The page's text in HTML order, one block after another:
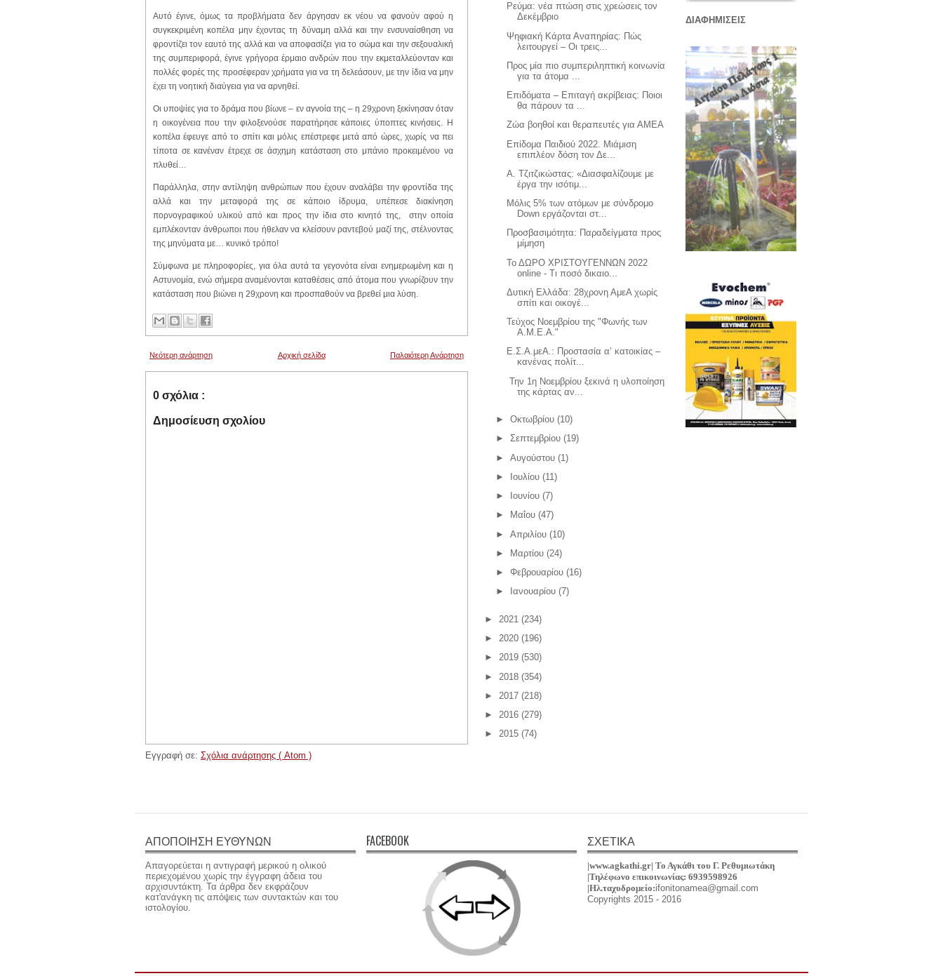
Αυτό έγινε, όμως τα προβλήματα δεν άργησαν εκ νέου να φανούν αφού η
συγκεκριμένη κοπέλα μην έχοντας τη δύναμη αλλά και την ενσυναίσθηση να
φροντίζει τον εαυτό της αλλά και να αποφασίζει για το σώμα και την σεξουαλική
της συμπεριφορά, έγινε γρήγορα έρμαιο ανδρών που την εκμεταλλεύονταν και
πολλές φορές της προσέφεραν χρήματα για να τη δελεάσουν, με την ίδια να μην
έχει τη νοητική διαύγεια για να αρνηθεί.
Οι υποψίες για το δράμα που βίωνε – εν αγνοία της – η 29χρονη ξεκίνησαν όταν
η οικογένεια που την φιλοξενούσε παρατήρησε κάποιες ύποπτες κινήσεις. Η
κοπέλα έφευγε από το σπίτι και μόλις επέστρεφε μετά από ώρες, χωρίς να πει
τίποτα σε κανέναν έτρεχε σε άσχημη κατάσταση στο μπάνιο προκειμένου να
πλυθεί…
Παράλληλα, στην αντίληψη ανθρώπων που έχουν αναλάβει την φροντίδα της
αλλά και την μεταφορά της σε κάποιο ίδρυμα, υπέπεσε διακίνηση
πορνογραφικού υλικού από και προς την ίδια στο κινητό της, στην οποία
εμπλέκονταν άνθρωποι που ήθελαν να κλείσουν ραντεβού μαζί της, στέλνοντας
της μηνύματα με… κυνικό τρόπο!
Σύμφωνα με πληροφορίες, για όλα αυτά τα γεγονότα είναι ενημερωμένη και η
Αστυνομία, ενώ σήμερα αναμένονται καταθέσεις από άτομα που γνωρίζουν την
κατάσταση που βιώνει η 29χρονη και προσπαθούν να βρεθεί μια λύση.
Νεότερη ανάρτηση Παλαιότερη Ανάρτηση
Αρχική σελίδα
0 σχόλια :
Δημοσίευση σχολίου
Εγγραφή σε: Σχόλια ανάρτησης ( Atom )
Ρεύμα: νέα πτώση στις χρεώσεις τον
Δεκέμβριο
Ψηφιακή Κάρτα Αναπηρίας: Πώς
λειτουργεί – Οι τρεις...
Προς μία πιο συμπεριληπτική κοινωνία
για τα άτομα ...
Επιδόματα – Επιταγή ακρίβειας: Ποιοι
θα πάρουν τα ...
Ζώα βοηθοί και θεραπευτές για ΑΜΕΑ
Επίδομα Παιδιού 2022. Μιάμιση
επιπλέον δόση τον Δε...
Α. Τζιτζικώστας: «Διασφαλίζουμε με
έργα την ισότιμ...
Μόλις 5% των ατόμων με σύνδρομο
Down εργάζονται στ...
Προσβασιμότητα: Παραδείγματα προς
μίμηση
Το ΔΩΡΟ ΧΡΙΣΤΟΥΓΕΝΝΩΝ 2022
online - Τι ποσό δικαιο...
Δυτική Ελλάδα: 28χρονη ΑμεΑ χωρίς
σπίτι και οικογέ...
Τεύχος Νοεμβρίου της "Φωνής των
Α.Μ.Ε.Α."
Ε.Σ.Α.μεΑ.: Προστασία α’ κατοικίας –
κανένας πολίτ...
Την 1η Νοεμβρίου ξεκινά η υλοποίηση
της κάρτας αν...
► Οκτωβρίου (10)
► Σεπτεμβρίου (19)
► Αυγούστου (1)
►
Ιουλίου (11)
►
Ιουνίου (7)
►
Μαΐου (47)
► Απριλίου (10)
►
Μαρτίου (24)
► Φεβρουαρίου (16)
►
Ιανουαρίου (7)
► 2021 (234)
► 2020 (196)
► 2019 (530)
► 2018 (354)
► 2017 (218)
► 2016 (279)
► 2015 (74)
ΔΙΑΦΗΜΙΣΕΙΣ
ΑΠΟΠΟΙΗΣΗ ΕΥΘΥΝΩΝ
Απαγορεύεται η αντιγραφή μερικού η ολικού
περιεχομένου χωρίς την έγγραφη άδεια του
αρχισυντάκτη. Τα άρθρα δεν εκφράζουν
κατ'ανάγκη τις απόψεις των συντακτών και του
ιστολογίου.
FACEBOOK ΣΧΕΤΙΚΑ
|www.agkathi.gr| Το Αγκάθι του Γ. Ρεθυμιωτάκη
|Τηλέφωνο επικοινωνίας: 6939598926
|Hλ.ταχυδρομείο:ifonitonamea@gmail.com
Copyrights 2015 - 2016